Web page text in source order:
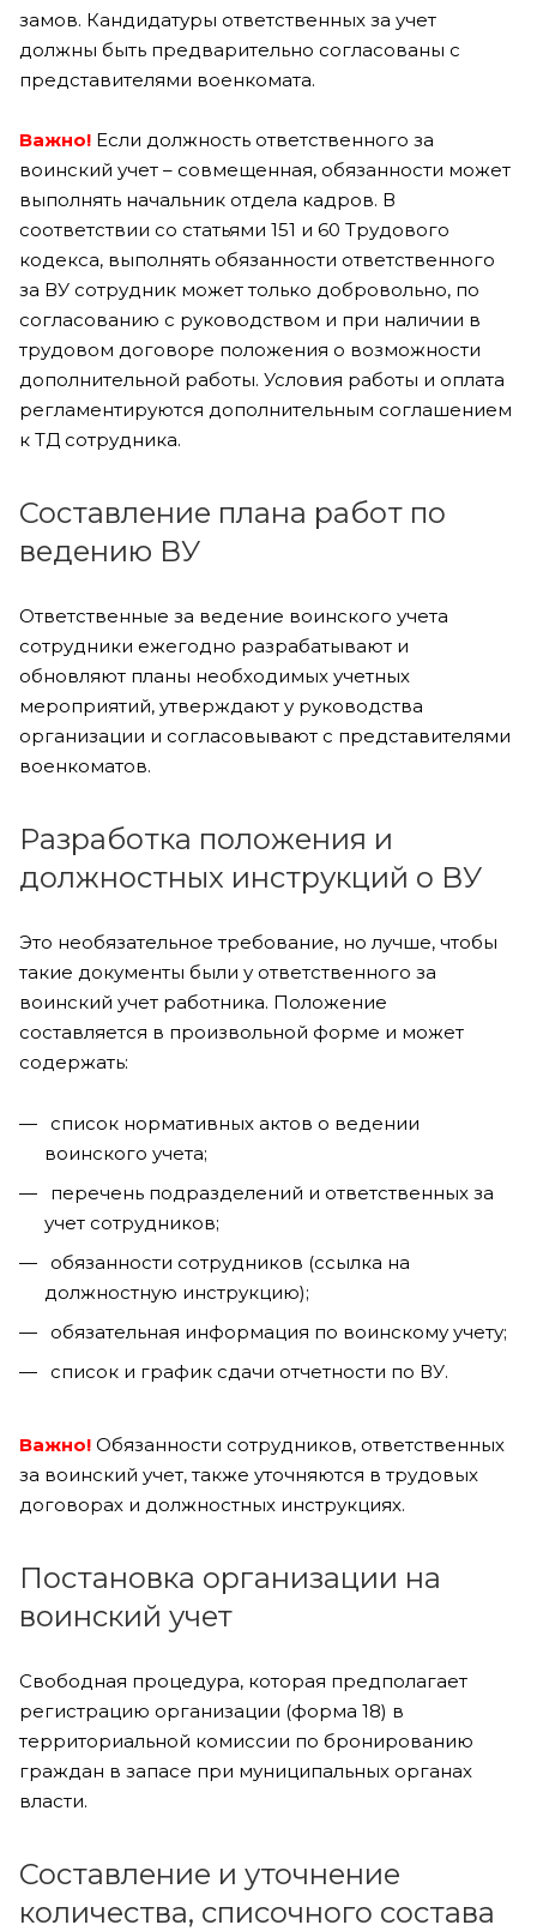
замов. Кандидатуры ответственных за учет
должны быть предварительно согласованы с
представителями военкомата.
Важно! Если должность ответственного за
воинский учет – совмещенная, обязанности может
выполнять начальник отдела кадров. В
соответствии со статьями 151 и 60 Трудового
кодекса, выполнять обязанности ответственного
за ВУ сотрудник может только добровольно, по
согласованию с руководством и при наличии в
трудовом договоре положения о возможности
дополнительной работы. Условия работы и оплата
регламентируются дополнительным соглашением
к ТД сотрудника.
Составление плана работ по
ведению ВУ
Ответственные за ведение воинского учета
сотрудники ежегодно разрабатывают и
обновляют планы необходимых учетных
мероприятий, утверждают у руководства
организации и согласовывают с представителями
военкоматов.
Разработка положения и
должностных инструкций о ВУ
Это необязательное требование, но лучше, чтобы
такие документы были у ответственного за
воинский учет работника. Положение
составляется в произвольной форме и может
содержать:
список нормативных актов о ведении
воинского учета;
перечень подразделений и ответственных за
учет сотрудников;
обязанности сотрудников (ссылка на
должностную инструкцию);
обязательная информация по воинскому учету;
список и график сдачи отчетности по ВУ.
Важно! Обязанности сотрудников, ответственных
за воинский учет, также уточняются в трудовых
договорах и должностных инструкциях.
Постановка организации на
воинский учет
Свободная процедура, которая предполагает
регистрацию организации (форма 18) в
территориальной комиссии по бронированию
граждан в запасе при муниципальных органах
власти.
Составление и уточнение
количества, списочного состава